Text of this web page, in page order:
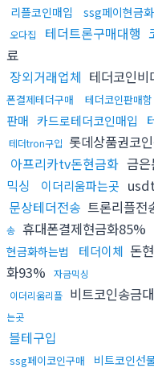
리플코인매입
ssg페이현금
오다집 테더트론구매대행
료
장외거래업체 테더코인비
폰결제테더구매
테더코인판매함
판매 카드로테더코인매입
테더tron구입 롯데상품권코
아프리카tv돈현금화 금은
믹싱
이더리움파는곳
문상테더전송 트론리플전
송 휴대폰결제현금화85%
현금화하는법
테더이체 돈
화93%
자금믹싱
이더리움리플 비트코인송금
는곳
블테구입
ssg페이코인구매 비트코인선